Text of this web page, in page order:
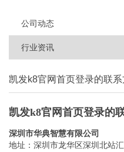
公司动态
行业资讯
凯发k8官网首页登录的联
凯发k8官网首页登录的
深圳市华典智慧有限公司
地址：深圳市龙华区深圳北站